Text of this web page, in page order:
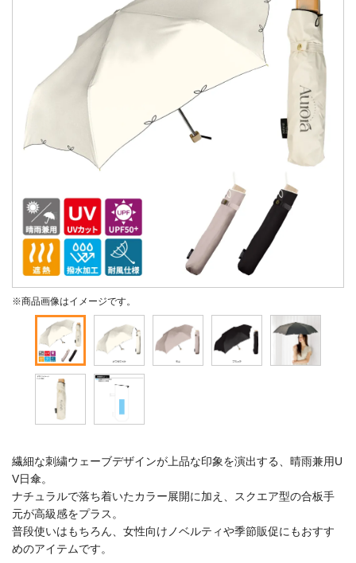
※商品画像はイメージです。
繊細な刺繍ウェーブデザインが上品な印象を演出する、晴雨兼用U
V日傘。
ナチュラルで落ち着いたカラー展開に加え、スクエア型の合板手
元が高級感をプラス。
普段使いはもちろん、女性向けノベルティや季節販促にもおすす
めのアイテムです。